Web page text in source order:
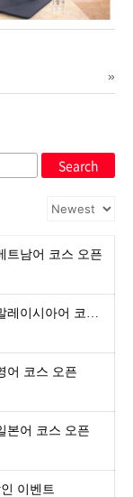
»
Search
트남어 코스 오픈
어 코스 오픈
본어 코스 오픈
이벤트